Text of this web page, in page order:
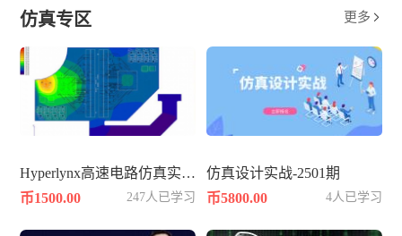
仿真专区 更多 
Hyperlynx高速电路仿真实战知识
币1500.00
247人已学习
仿真设计实战-2501期
币5800.00
4人已学习